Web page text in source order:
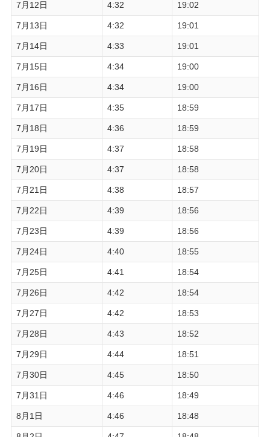
7月12日 4:32 19:02
7月13日 4:32 19:01
7月14日 4:33 19:01
7月15日 4:34 19:00
7月16日 4:34 19:00
7月17日 4:35 18:59
7月18日 4:36 18:59
7月19日 4:37 18:58
7月20日 4:37 18:58
7月21日 4:38 18:57
7月22日 4:39 18:56
7月23日 4:39 18:56
7月24日 4:40 18:55
7月25日 4:41 18:54
7月26日 4:42 18:54
7月27日 4:42 18:53
7月28日 4:43 18:52
7月29日 4:44 18:51
7月30日 4:45 18:50
7月31日 4:46 18:49
8月1日 4:46 18:48